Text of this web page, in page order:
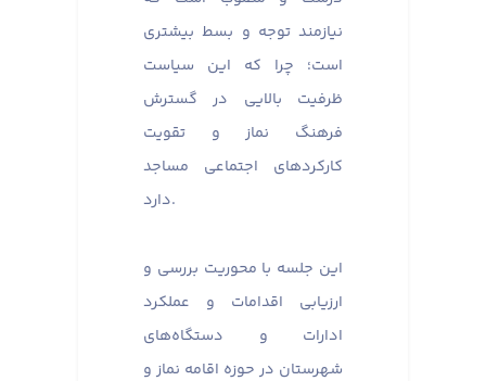
نیازمند توجه و بسط بیشتری
است؛ چرا که این سیاست
ظرفیت بالایی در گسترش
فرهنگ نماز و تقویت
کارکردهای اجتماعی مساجد
دارد.
این جلسه با محوریت بررسی و
ارزیابی اقدامات و عملکرد
ادارات و دستگاه‌های
شهرستان در حوزه اقامه نماز و